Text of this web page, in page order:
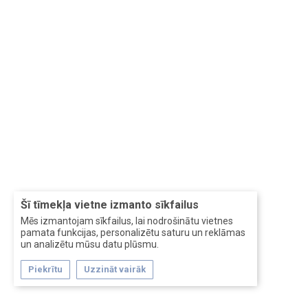
Šī tīmekļa vietne izmanto sīkfailus
Mēs izmantojam sīkfailus, lai nodrošinātu vietnes
pamata funkcijas, personalizētu saturu un reklāmas
un analizētu mūsu datu plūsmu.
Piekrītu Uzzināt vairāk